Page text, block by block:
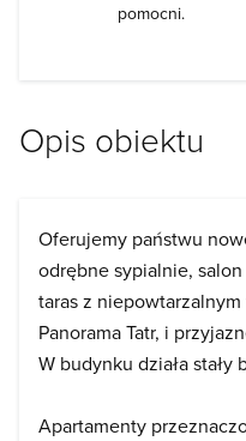
pomocni.
Opis obiektu
Oferujemy państwu
odrębne sypialnie,
taras z
Panorama Tatr, i
W budynku działa
Apartamenty